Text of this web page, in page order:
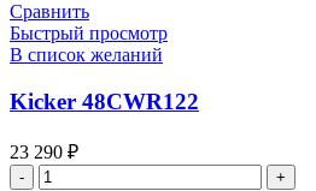
Сравнить
Быстрый просмотр
В список желаний
Kicker 48CWR122
23 290 ₽
Количество